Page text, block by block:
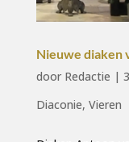
Nieuwe diaken
door Redactie |
Diaconie, Vieren